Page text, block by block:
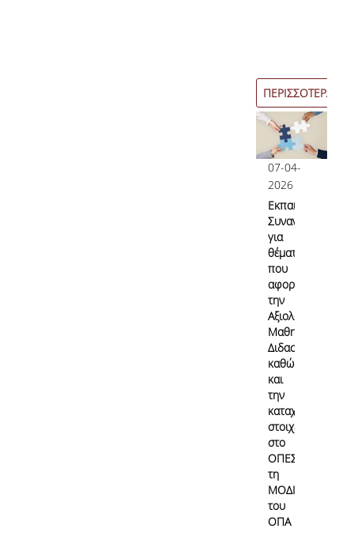
ΠΕΡΙΣΣΟΤΕΡΑ
07-04-
2026
Εκπαιδευτικές
Συναντήσεις
για
θέματα
που
αφορούν
την
Αξιολόγηση
Μαθημάτων/
Διδασκαλίας
καθώς
και
την
καταχώρηση
στοιχείων
στο
ΟΠΕΣΠ από
τη
ΜΟΔΙΠ
του
ΟΠΑ